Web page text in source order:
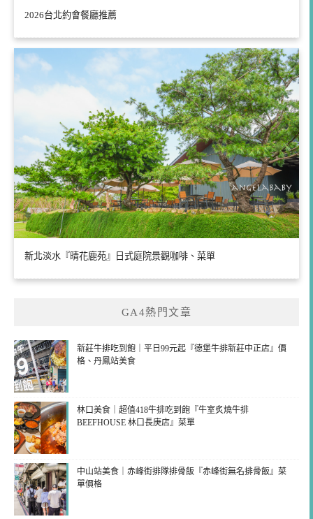
2026台北約會餐廳推薦
新北淡水『晴花鹿苑』日式庭院景觀咖啡、菜單
GA4熱門文章
新莊牛排吃到飽｜平日99元起『德堡牛排新莊中正店』價
格、丹鳳站美食
林口美食｜超值418牛排吃到飽『牛室炙燒牛排
BEEFHOUSE 林口長庚店』菜單
中山站美食｜赤峰街排隊排骨飯『赤峰街無名排骨飯』菜
單價格